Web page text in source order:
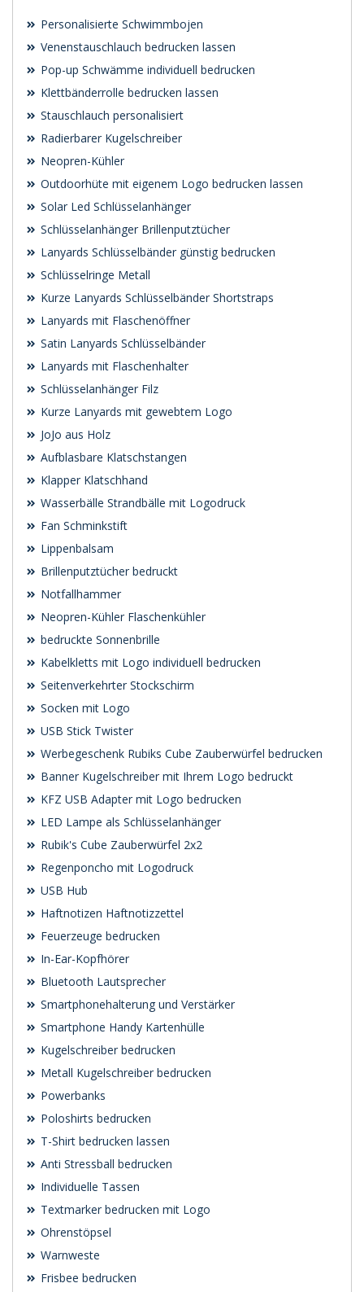
Personalisierte Schwimmbojen
Venenstauschlauch bedrucken lassen
Pop-up Schwämme individuell bedrucken
Klettbänderrolle bedrucken lassen
Stauschlauch personalisiert
Radierbarer Kugelschreiber
Neopren-Kühler
Outdoorhüte mit eigenem Logo bedrucken lassen
Solar Led Schlüsselanhänger
Schlüsselanhänger Brillenputztücher
Lanyards Schlüsselbänder günstig bedrucken
Schlüsselringe Metall
Kurze Lanyards Schlüsselbänder Shortstraps
Lanyards mit Flaschenöffner
Satin Lanyards Schlüsselbänder
Lanyards mit Flaschenhalter
Schlüsselanhänger Filz
Kurze Lanyards mit gewebtem Logo
JoJo aus Holz
Aufblasbare Klatschstangen
Klapper Klatschhand
Wasserbälle Strandbälle mit Logodruck
Fan Schminkstift
Lippenbalsam
Brillenputztücher bedruckt
Notfallhammer
Neopren-Kühler Flaschenkühler
bedruckte Sonnenbrille
Kabelkletts mit Logo individuell bedrucken
Seitenverkehrter Stockschirm
Socken mit Logo
USB Stick Twister
Werbegeschenk Rubiks Cube Zauberwürfel bedrucken
Banner Kugelschreiber mit Ihrem Logo bedruckt
KFZ USB Adapter mit Logo bedrucken
LED Lampe als Schlüsselanhänger
Rubik's Cube Zauberwürfel 2x2
Regenponcho mit Logodruck
USB Hub
Haftnotizen Haftnotizzettel
Feuerzeuge bedrucken
In-Ear-Kopfhörer
Bluetooth Lautsprecher
Smartphonehalterung und Verstärker
Smartphone Handy Kartenhülle
Kugelschreiber bedrucken
Metall Kugelschreiber bedrucken
Powerbanks
Poloshirts bedrucken
T-Shirt bedrucken lassen
Anti Stressball bedrucken
Individuelle Tassen
Textmarker bedrucken mit Logo
Ohrenstöpsel
Warnweste
Frisbee bedrucken